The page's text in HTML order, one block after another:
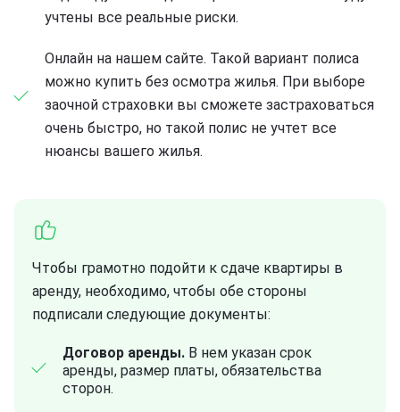
учтены все реальные риски.
Онлайн на нашем сайте. Такой вариант полиса
можно купить без осмотра жилья. При выборе
заочной страховки вы сможете застраховаться
очень быстро, но такой полис не учтет все
нюансы вашего жилья.
Чтобы грамотно подойти к сдаче квартиры в
аренду, необходимо, чтобы обе стороны
подписали следующие документы:
Договор аренды. В нем указан срок
аренды, размер платы, обязательства
сторон.